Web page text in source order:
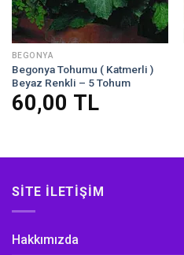
BEGONYA
Begonya Tohumu ( Katmerli )
Beyaz Renkli – 5 Tohum
60,00 TL
SITE İLETIŞIM
Hakkımızda